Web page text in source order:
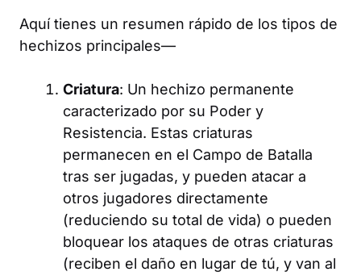
Aquí tienes un resumen rápido de los tipos de
hechizos principales—
Criatura: Un hechizo permanente
caracterizado por su Poder y
Resistencia. Estas criaturas
permanecen en el Campo de Batalla
tras ser jugadas, y pueden atacar a
otros jugadores directamente
(reduciendo su total de vida) o pueden
bloquear los ataques de otras criaturas
(reciben el daño en lugar de tú, y van al